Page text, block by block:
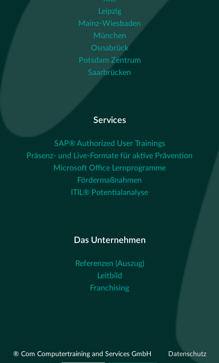
Leipzig
Mainz-Wiesbaden
München
Osnabrück
Potsdam Zentrum
Saarbrücken
Services
SAP® Authorized User Trainings
Präsenz- und Live-Formate für aktive Prävention
Microsoft Office Lernprogramme
Fördermaßnahmen
ITIL® Potentialanalyse
Das Unternehmen
Referenzen (Auszug)
Leitbild
Franchising
® Com Computertraining and Services GmbH
Datenschutz